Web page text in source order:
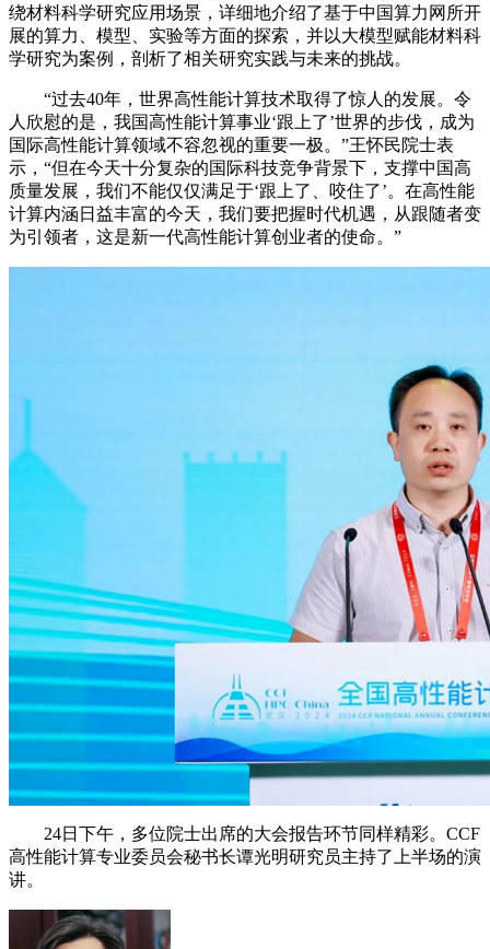
绕材料科学研究应用场景，详细地介绍了基于中国算力网所开
展的算力、模型、实验等方面的探索，并以大模型赋能材料科
学研究为案例，剖析了相关研究实践与未来的挑战。
“过去40年，世界高性能计算技术取得了惊人的发展。令
人欣慰的是，我国高性能计算事业‘跟上了’世界的步伐，成为
国际高性能计算领域不容忽视的重要一极。”王怀民院士表
示，“但在今天十分复杂的国际科技竞争背景下，支撑中国高
质量发展，我们不能仅仅满足于‘跟上了、咬住了’。在高性能
计算内涵日益丰富的今天，我们要把握时代机遇，从跟随者变
为引领者，这是新一代高性能计算创业者的使命。”
24日下午，多位院士出席的大会报告环节同样精彩。CCF
高性能计算专业委员会秘书长谭光明研究员主持了上半场的演
讲。